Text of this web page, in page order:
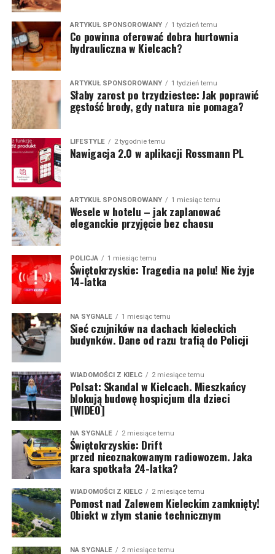
ARTYKUŁ SPONSOROWANY 1 tydzień temu
Co powinna oferować dobra hurtownia
hydrauliczna w Kielcach?
ARTYKUŁ SPONSOROWANY 1 tydzień temu
Słaby zarost po trzydziestce: Jak poprawić
gęstość brody, gdy natura nie pomaga?
LIFESTYLE 2 tygodnie temu
Nawigacja 2.0 w aplikacji Rossmann PL
ARTYKUŁ SPONSOROWANY 1 miesiąc temu
Wesele w hotelu – jak zaplanować
eleganckie przyjęcie bez chaosu
POLICJA 1 miesiąc temu
Świętokrzyskie: Tragedia na polu! Nie żyje
14-latka
NA SYGNALE 1 miesiąc temu
Sieć czujników na dachach kieleckich
budynków. Dane od razu trafią do Policji
WIADOMOŚCI Z KIELC 2 miesiące temu
Polsat: Skandal w Kielcach. Mieszkańcy
blokują budowę hospicjum dla dzieci
[WIDEO]
NA SYGNALE 2 miesiące temu
Świętokrzyskie: Drift
przed nieoznakowanym radiowozem. Jaka
kara spotkała 24-latka?
WIADOMOŚCI Z KIELC 2 miesiące temu
Pomost nad Zalewem Kieleckim zamknięty!
Obiekt w złym stanie technicznym
NA SYGNALE 2 miesiące temu